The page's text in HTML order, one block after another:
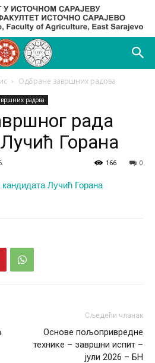
Одбране завршних радова
радова
рада
Горана
0
166
Лучић Горана
Сљедећи чланак
Основе пољопривредне
технике – завршни испит –
јули 2026 – БН